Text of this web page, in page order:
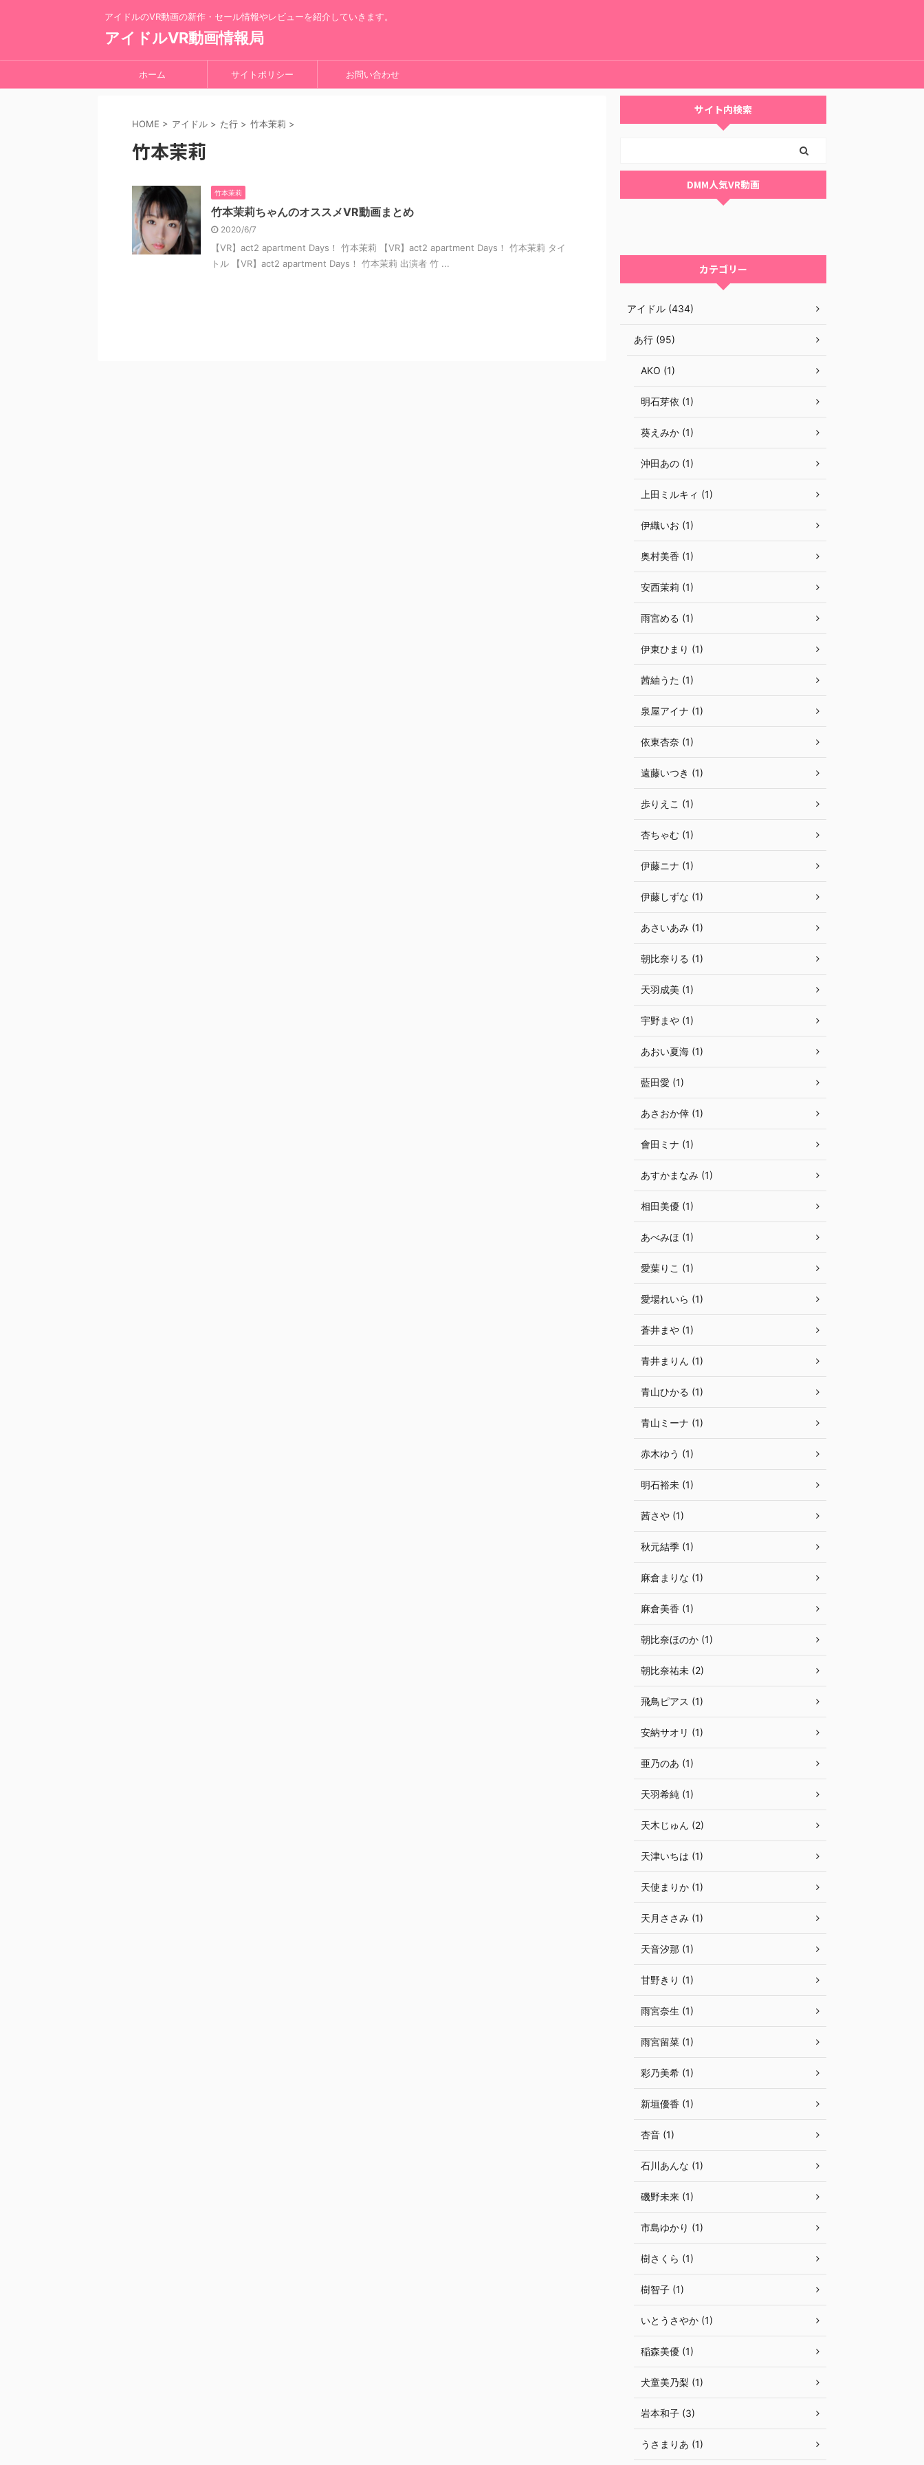
アイドルのVR動画の新作・セール情報やレビューを紹介していきます。
アイドルVR動画情報局
ホーム サイトポリシー お問い合わせ
HOME > アイドル > た行 > 竹本茉莉 >
竹本茉莉
竹本茉莉
竹本茉莉ちゃんのオススメVR動画まとめ
2020/6/7
【VR】act2 apartment Days！ 竹本茉莉 【VR】act2 apartment Days！ 竹本茉莉 タイ
トル 【VR】act2 apartment Days！ 竹本茉莉 出演者 竹 ...
サイト内検索
DMM人気VR動画
カテゴリー
アイドル (434)
あ行 (95)
AKO (1)
明石芽依 (1)
葵えみか (1)
沖田あの (1)
上田ミルキィ (1)
伊織いお (1)
奥村美香 (1)
安西茉莉 (1)
雨宮める (1)
伊東ひまり (1)
茜紬うた (1)
泉屋アイナ (1)
依東杏奈 (1)
遠藤いつき (1)
歩りえこ (1)
杏ちゃむ (1)
伊藤ニナ (1)
伊藤しずな (1)
あさいあみ (1)
朝比奈りる (1)
天羽成美 (1)
宇野まや (1)
あおい夏海 (1)
藍田愛 (1)
あさおか倖 (1)
會田ミナ (1)
あすかまなみ (1)
相田美優 (1)
あべみほ (1)
愛葉りこ (1)
愛場れいら (1)
蒼井まや (1)
青井まりん (1)
青山ひかる (1)
青山ミーナ (1)
赤木ゆう (1)
明石裕未 (1)
茜さや (1)
秋元結季 (1)
麻倉まりな (1)
麻倉美香 (1)
朝比奈ほのか (1)
朝比奈祐未 (2)
飛鳥ピアス (1)
安納サオリ (1)
亜乃のあ (1)
天羽希純 (1)
天木じゅん (2)
天津いちは (1)
天使まりか (1)
天月ささみ (1)
天音汐那 (1)
甘野きり (1)
雨宮奈生 (1)
雨宮留菜 (1)
彩乃美希 (1)
新垣優香 (1)
杏音 (1)
石川あんな (1)
磯野未来 (1)
市島ゆかり (1)
樹さくら (1)
樹智子 (1)
いとうさやか (1)
稲森美優 (1)
犬童美乃梨 (1)
岩本和子 (3)
うさまりあ (1)